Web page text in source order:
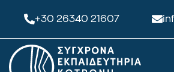
+30 26340 21607